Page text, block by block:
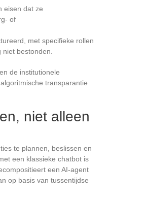
eisen dat ze
of
met specifieke rollen
bestonden.
de institutionele
transparantie
niet alleen
te plannen, beslissen en
een klassieke chatbot is
een AI-agent
op basis van tussentijdse